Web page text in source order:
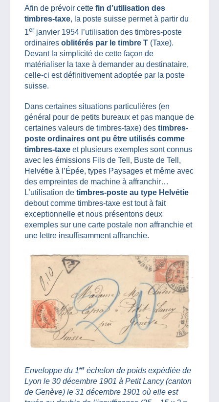
Afin de prévoir cette fin d’utilisation des
timbres-taxe, la poste suisse permet à partir du
1er janvier 1954 l’utilisation des timbres-poste
ordinaires oblitérés par le timbre T (Taxe).
Devant la simplicité de cette façon de
matérialiser la taxe à demander au destinataire,
celle-ci est définitivement adoptée par la poste
suisse.
Dans certaines situations particulières (en
général pour de petits bureaux et pas manque de
certaines valeurs de timbres-taxe) des timbres-
poste ordinaires ont pu être utilisés comme
timbres-taxe et plusieurs exemples sont connus
avec les émissions Fils de Tell, Buste de Tell,
Helvétie à l’Épée, types Paysages et même avec
des empreintes de machine à affranchir…
L’utilisation de timbres-poste au type Helvétie
debout comme timbres-taxe est tout à fait
exceptionnelle et nous présentons deux
exemples sur une carte postale non affranchie et
une lettre insuffisamment affranchie.
Enveloppe du 1er échelon de poids expédiée de
Lyon le 30 décembre 1901 à Petit Lancy (canton
de Genève) le 31 décembre 1901 où elle est